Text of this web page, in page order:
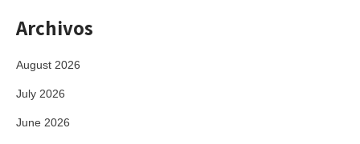
Archivos
August 2026
July 2026
June 2026